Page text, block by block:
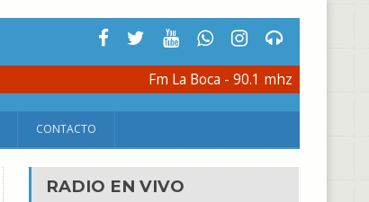
Fm La Boca - 90.1 mhz
CONTACTO
RADIO EN VIVO